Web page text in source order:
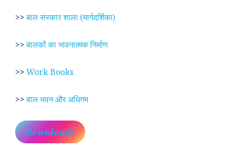
>>बाल संस्कार शाला (मार्गदर्शिका)
>>बालकों का भावनात्मक निर्माण
>> Work Books
>>बाल भवन और अधिगम
Downloads